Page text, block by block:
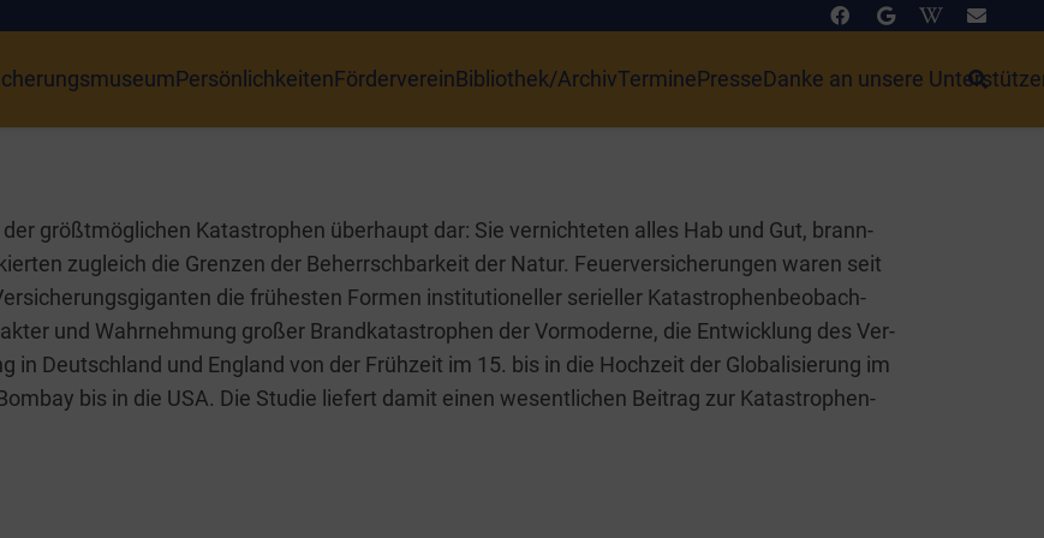
PersönlichkeitenFördervereinBibliothek/ArchivTerminePresseDanke an unsere
größt­mög­li­chen Kata­stro­phen über­haupt dar: Sie ver­nich­te­ten alles Hab und Gut, brann­
zugleich die Gren­zen der Beherrsch­bar­keit der Natur. Feu­er­ver­si­che­run­gen waren seit
die frü­hes­ten For­men insti­tu­tio­nel­ler seri­el­ler Kata­stro­phen­be­ob­ach­
und Wahr­neh­mung gro­ßer Brand­ka­ta­stro­phen der Vor­mo­der­ne, die Ent­wick­lung des Ver­
in Deutsch­land und Eng­land von der Früh­zeit im 15. bis in die Hoch­zeit der Glo­ba­li­sie­rung im
bis in die USA. Die Stu­die lie­fert damit einen wesent­li­chen Bei­trag zur Kata­stro­phen-